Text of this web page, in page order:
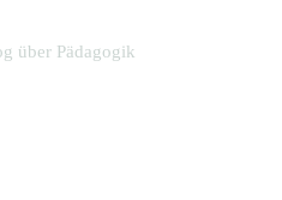
über Pädagogik